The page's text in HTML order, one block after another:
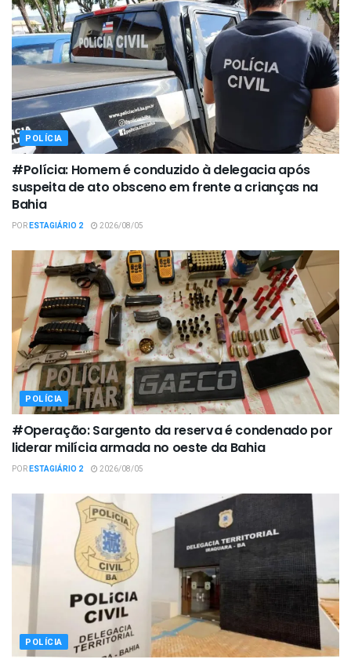
POLÍCIA
#Polícia: Homem é conduzido à delegacia após
suspeita de ato obsceno em frente a crianças na
Bahia
PORESTAGIÁRIO 2 2026/08/05
POLÍCIA
#Operação: Sargento da reserva é condenado por
liderar milícia armada no oeste da Bahia
PORESTAGIÁRIO 2 2026/08/05
POLÍCIA